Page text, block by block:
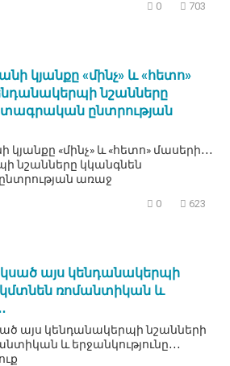
0 703
կյանքը «մինչ» և «հետո»
նշանները
ընտրության
«մինչ» և «հետո» մասերի․․․
նշանները կկանգնեն
առաջ
0 623
այս կենդանակերպի
կմտնեն ռոմանտիկան և
այս կենդանակերպի նշանների
և երջանկությունը․․․